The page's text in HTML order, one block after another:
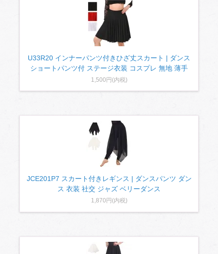
U33R20 インナーパンツ付きひざ丈スカート | ダンス
ショートパンツ付 ステージ衣装 コスプレ 無地 薄手
1,500円(内税)
JCE201P7 スカート付きレギンス | ダンスパンツ ダン
ス 衣装 社交 ジャズ ベリーダンス
1,870円(内税)